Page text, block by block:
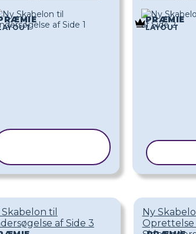
PRÆMIE
LAYOUT
Skabelon til
af Side 3
Ny
Oprettelse